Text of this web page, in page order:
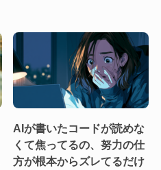
AIが書いたコードが読めな
くて焦ってるの、努力の仕
方が根本からズレてるだけ